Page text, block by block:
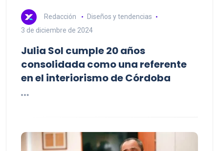
Redacción
Diseños y tendencias
3 de diciembre de 2024
Julia Sol cumple 20 años
consolidada como una referente
en el interiorismo de Córdoba